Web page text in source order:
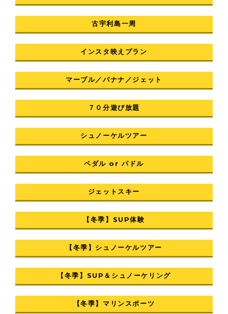
古宇利島一周
インスタ映えプラン
マーブル／バナナ／ジェット
７０分遊び放題
シュノーケルツアー
ペダル or パドル
ジェットスキー
【冬季】SUP体験
【冬季】シュノーケルツアー
【冬季】SUP＆シュノーケリング
【冬季】マリンスポーツ